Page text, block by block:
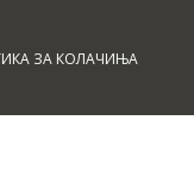
ЗА КОЛАЧИЊА